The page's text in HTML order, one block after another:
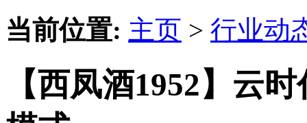
当前位置: 主页 > 行业动
【西凤酒1952】云